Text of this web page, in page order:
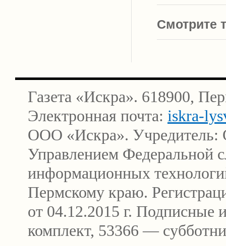
Смотрите
Газета «Искра». 618900,
Электронная почта: iskra-
ООО «Искра». Учредитель:
Управлением Федеральной
информационных
Пермскому краю.
от 04.12.2015 г.
комплект, 53366 —